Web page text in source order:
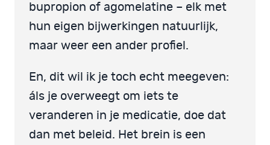
bupropion of agomelatine – elk met
hun eigen bijwerkingen natuurlijk,
maar weer een ander profiel.
En, dit wil ik je toch echt meegeven:
áls je overweegt om iets te
veranderen in je medicatie, doe dat
dan met beleid. Het brein is een